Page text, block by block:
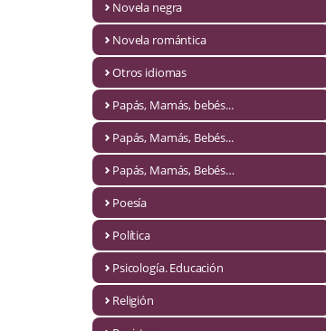
Novela Extranjera
Novela fantástica
Novela romántica
Otros idiomas
Novela negra
Novela romántica
Otros idiomas
Papás, Mamás, bebés...
Papás, Mamás, Bebés...
Papás, Mamás, Bebés…
Poesía
Política
Psicología. Educación
Religión